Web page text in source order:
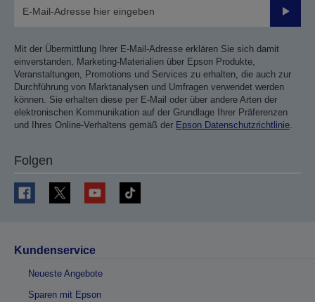
Mit der Übermittlung Ihrer E-Mail-Adresse erklären Sie sich damit
einverstanden, Marketing-Materialien über Epson Produkte,
Veranstaltungen, Promotions und Services zu erhalten, die auch zur
Durchführung von Marktanalysen und Umfragen verwendet werden
können. Sie erhalten diese per E-Mail oder über andere Arten der
elektronischen Kommunikation auf der Grundlage Ihrer Präferenzen
und Ihres Online-Verhaltens gemäß der Epson Datenschutzrichtlinie
Folgen
Kundenservice
Neueste Angebote
Sparen mit Epson